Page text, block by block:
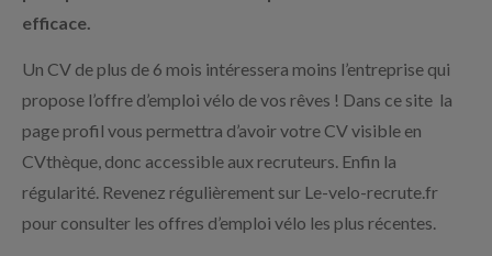
efficace.
Un CV de plus de 6 mois intéressera moins l’entreprise qui
propose l’offre d’emploi vélo de vos rêves ! Dans ce site la
page profil vous permettra d’avoir votre CV visible en
CVthèque, donc accessible aux recruteurs. Enfin la
régularité. Revenez régulièrement sur Le-velo-recrute.fr
pour consulter les offres d’emploi vélo les plus récentes.